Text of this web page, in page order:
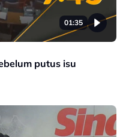
01:35
putus isu